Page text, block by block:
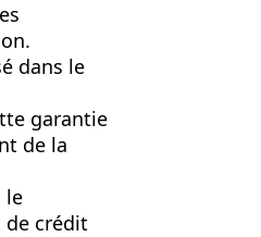
dans le
garantie
de la
le
de crédit